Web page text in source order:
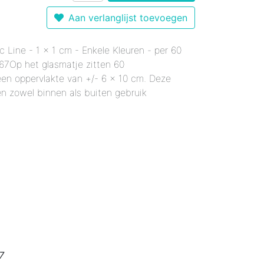
mm - Gemixte Kleuren
Kleuren
Kleuren
18 mm - Gemixte Kleuren
Kleuren
- Enkele Kleuren
Kleuren
mm - Enkele Kleuren
mm - Enkele Kleuren
mm - Enkele Kleuren
12x38 mm - Enkele Kleuren
Enkele Kleuren
Kleuren
- Enkele Kleuren
Aan verlanglijst toevoegen
Line - 1 x 1 cm - Enkele Kleuren - per 60
het glasmatje zitten 60
oppervlakte van +/- 6 x 10 cm. Deze
zowel binnen als buiten gebruik